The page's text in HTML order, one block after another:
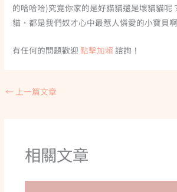
的哈哈哈)究竟你家的是好貓貓還是壞貓貓呢
貓，都是我們奴才心中最惹人憐愛的小寶貝啊
有任何的問題歡迎 點擊加賴 諮詢！
← 上一篇文章
相關文章